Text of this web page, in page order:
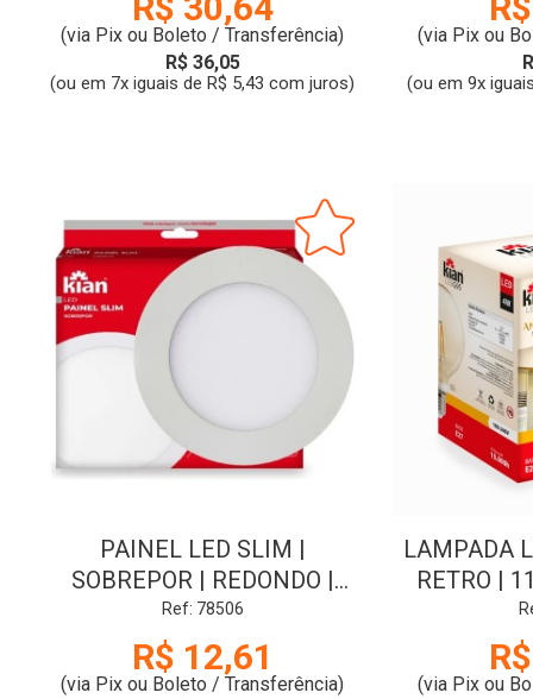
(via Pix ou Boleto / Transferência)
R$ 36,05
(ou em 7x iguais de R$ 5,43 com juros)
(via Pix ou
(ou em 9x
PAINEL LED SLIM |
SOBREPOR | REDONDO |
15723 | 6W | 6.0K | KIAN
Ref: 78506
R$ 12,61
(via Pix ou Boleto / Transferência)
LAMPADA
RETRO |
(via Pix ou